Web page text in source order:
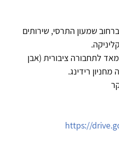
שמעון התרסי, שירותים
לתחבורה ציבורית (אבן
רידינג.
https://